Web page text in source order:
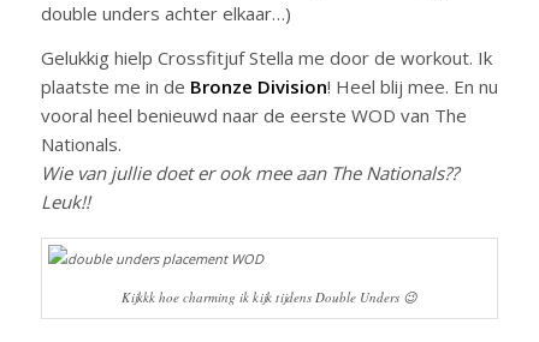
double unders achter elkaar…)
Gelukkig hielp Crossfitjuf Stella me door de workout. Ik
plaatste me in de Bronze Division! Heel blij mee. En nu
vooral heel benieuwd naar de eerste WOD van The
Nationals.
Wie van jullie doet er ook mee aan The Nationals??
Leuk!!
Kijkkk hoe charming ik kijk tijdens Double Unders 😉